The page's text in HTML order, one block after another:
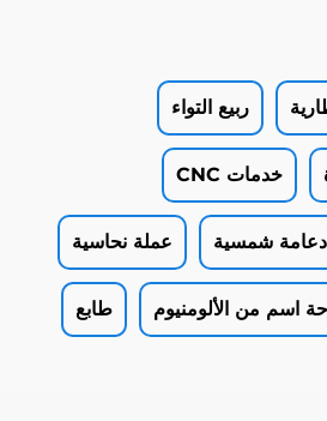
ربيع التواء
خدمات CNC
دعامة شمسية عملة نحاسية
اسم من الألومنيوم طابع